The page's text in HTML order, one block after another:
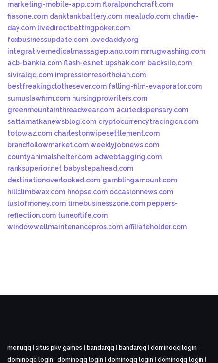
marketing-mobile-app.com floralpunchcraft.com
fiasone.com danktankbattery.com mealudo.com charlie-
day.com livedirectbettingpoker.com
foxbusinessupdate.com lovedaddy.org
integrativemedicalmassageplano.com mrrugwashing.com
acb-bankia.com flash-es.net upshak.com backsilo.com
siviralqq.com impressionresorthoian.com
bestfreakingclothesever.com falling-film-evaporator.com
sumuslawfirm.com nursingprowriters.com
greenmountainthreadwear.com acutedispensary.com
sattamatkanewsblog.com cryptocurrencytradingcn.com
totowaz.com charlestonwipesettlement.com
brandfollowmarket.com weeklyjobnews.com
countyanimalshelter.com adwebtagging.com
ranksuperior.net babystepahead.com
destinationoverlooked.com gamblingamount.com
hillclimbwax.com hnopse.com occasionnews.com
lustofmoney.com timebusinesszone.com peppers-
reflection.com tuneoflife.com
windowwellmaintenancepros.com affiliateholder.com
menuqq situs pkv games bandarqq bandarqq dominoqq login
dominoqq login
dominoqq login dominoqq login dominoqq login